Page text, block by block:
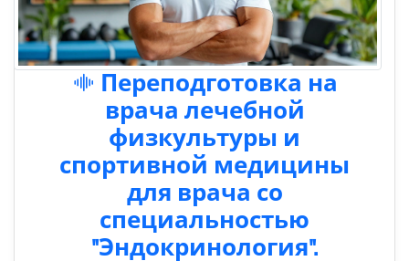
Переподготовка на
врача лечебной
физкультуры и
спортивной медицины
для врача со
специальностью
"Эндокринология".